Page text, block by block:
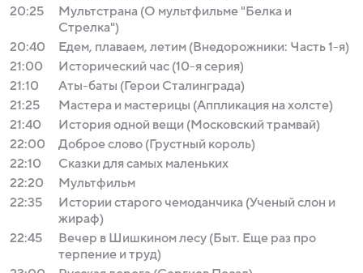
20:25
Мультстрана (О мультфильме "Белка и
Стрелка")
20:40
Едем, плаваем, летим (Внедорожники: Часть 1-я)
21:00
Исторический час (10-я серия)
21:10
Аты-баты (Герои Сталинграда)
21:25
Мастера и мастерицы (Аппликация на холсте)
21:40
История одной вещи (Московский трамвай)
22:00
Доброе слово (Грустный король)
22:10
Сказки для самых маленьких
22:20
Мультфильм
22:35
Истории старого чемоданчика (Ученый слон и
жираф)
22:45
Вечер в Шишкином лесу (Быт. Еще раз про
терпение и труд)